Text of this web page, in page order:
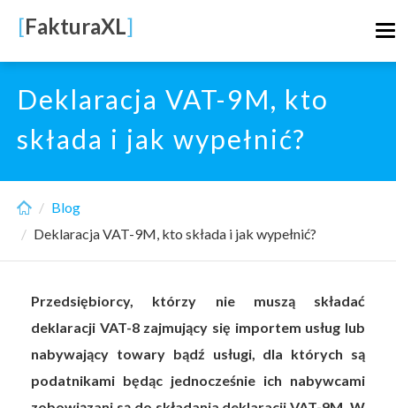
main
content
[FakturaXL]
Deklaracja VAT-9M, kto
składa i jak wypełnić?
Blog
Deklaracja VAT-9M, kto składa i jak wypełnić?
Przedsiębiorcy, którzy nie muszą składać
deklaracji VAT-8 zajmujący się importem usług lub
nabywający towary bądź usługi, dla których są
podatnikami będąc jednocześnie ich nabywcami